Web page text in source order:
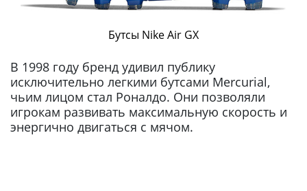
Бутсы Nike Air GX
В 1998 году бренд удивил публику
исключительно легкими бутсами Mercurial,
чьим лицом стал Роналдо. Они позволяли
игрокам развивать максимальную скорость и
энергично двигаться с мячом.